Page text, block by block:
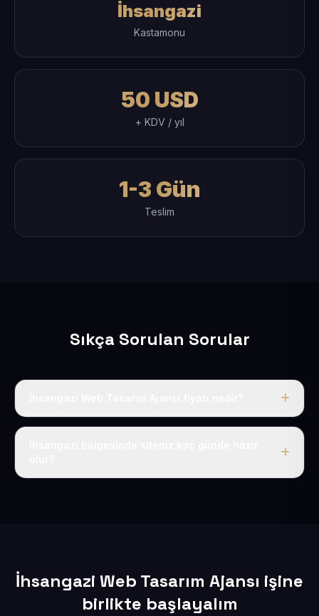
İhsangazi
Kastamonu
50 USD
+ KDV / yıl
1-3 Gün
Teslim
Sıkça Sorulan Sorular
Tek fiyat uygulanır: yıllık 50 USD + KDV. Bu bedele alan
İhsangazi Web Tasarım Ajansı işine
birlikte başlayalım